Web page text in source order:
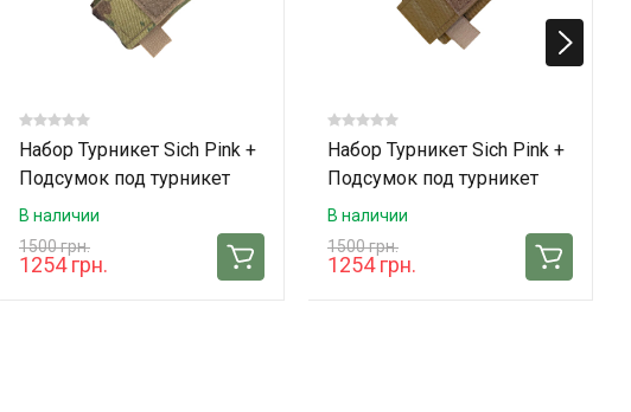
Набор Турникет Sich Pink +
Подсумок под турникет
Sich Tacmed (Multicam)
В наличии
1500 грн.
1254 грн.
Набор Турникет Sich Pink +
Подсумок под турникет
Sich Tacmed (Coyote)
В наличии
1500 грн.
1254 грн.